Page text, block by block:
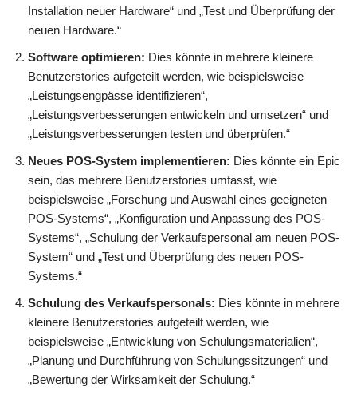
Installation neuer Hardware“ und „Test und Überprüfung der
neuen Hardware.“
Software optimieren: Dies könnte in mehrere kleinere
Benutzerstories aufgeteilt werden, wie beispielsweise
„Leistungsengpässe identifizieren“,
„Leistungsverbesserungen entwickeln und umsetzen“ und
„Leistungsverbesserungen testen und überprüfen.“
Neues POS-System implementieren: Dies könnte ein Epic
sein, das mehrere Benutzerstories umfasst, wie
beispielsweise „Forschung und Auswahl eines geeigneten
POS-Systems“, „Konfiguration und Anpassung des POS-
Systems“, „Schulung der Verkaufspersonal am neuen POS-
System“ und „Test und Überprüfung des neuen POS-
Systems.“
Schulung des Verkaufspersonals: Dies könnte in mehrere
kleinere Benutzerstories aufgeteilt werden, wie
beispielsweise „Entwicklung von Schulungsmaterialien“,
„Planung und Durchführung von Schulungssitzungen“ und
„Bewertung der Wirksamkeit der Schulung.“